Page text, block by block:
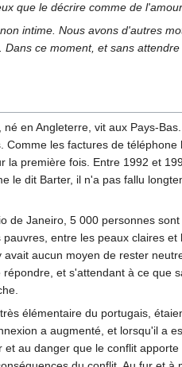
que le décrire comme de l'amour.
intime. Nous avons d'autres
ce moment, et sans
en Angleterre, vit aux Pays-
les factures de
première fois. Entre 1992 et
le dit Barter, il n'a pas fallu
de Janeiro, 5 000 personnes
entre les peaux claires et
aucun moyen de rester
et s'attendant à ce que
élémentaire du portugais,
a augmenté, et lorsqu'il a
au danger que le conflit